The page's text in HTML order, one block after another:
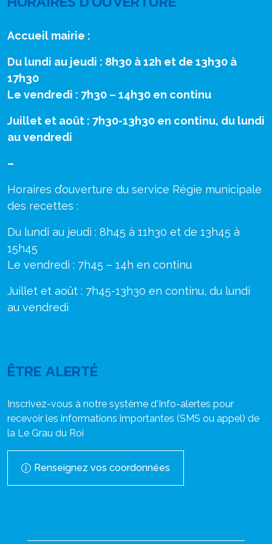
Accueil mairie :
Du lundi au jeudi : 8h30 à 12h et de 13h30 à
17h30
Le vendredi : 7h30 – 14h30 en continu
Juillet et août : 7h30-13h30 en continu, du lundi
au vendredi
–
Horaires d’ouverture du service Régie municipale
des recettes :
Du lundi au jeudi : 8h45 à 11h30 et de 13h45 à
15h45
Le vendredi : 7h45 – 14h en continu
Juillet et août : 7h45-13h30 en continu, du lundi
au vendredi
ÊTRE ALERTÉ
Inscrivez-vous à notre système d'Info-alertes pour
recevoir les informations importantes (SMS ou appel) de
la Le Grau du Roi
Renseignez vos coordonnées